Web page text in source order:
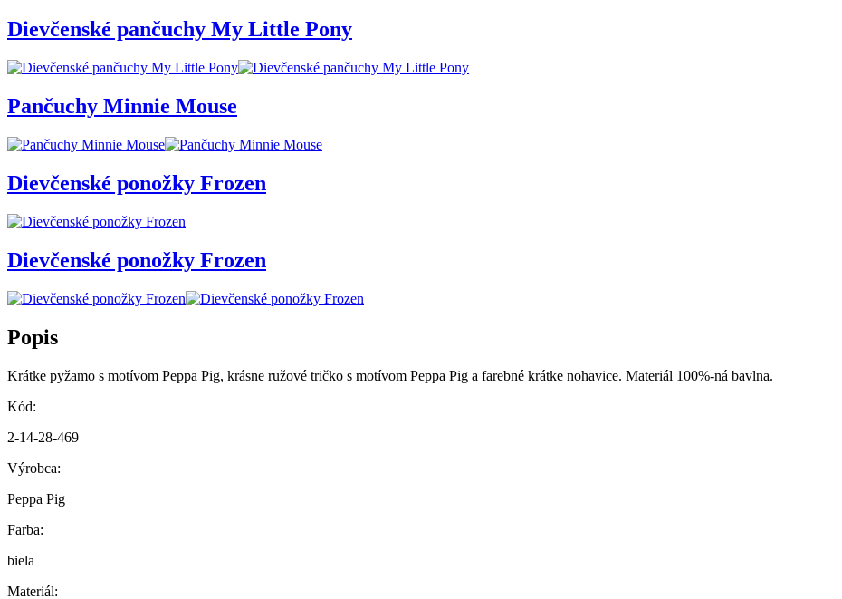
Dievčenské pančuchy My Little Pony
Pančuchy Minnie Mouse
Dievčenské ponožky Frozen
Dievčenské ponožky Frozen
Popis
Krátke pyžamo s motívom Peppa Pig, krásne ružové tričko s motívom Peppa Pig a farebné krátke nohavice. Materiál 100%-ná bavlna.
Kód:
2-14-28-469
Výrobca:
Peppa Pig
Farba:
biela
Materiál: